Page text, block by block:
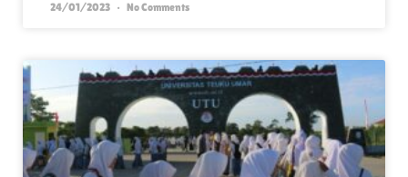
24/01/2023 No Comments